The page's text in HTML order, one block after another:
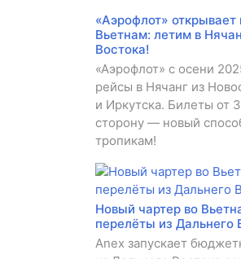
«Аэрофлот»
Вьетнам: летим в
Востока!
«Аэрофлот» с осени
рейсы в Нячанг из
и Иркутска. Билеты от
сторону — новый
тропикам!
Новый чартер во
перелёты из Дальнего
Anex запускает